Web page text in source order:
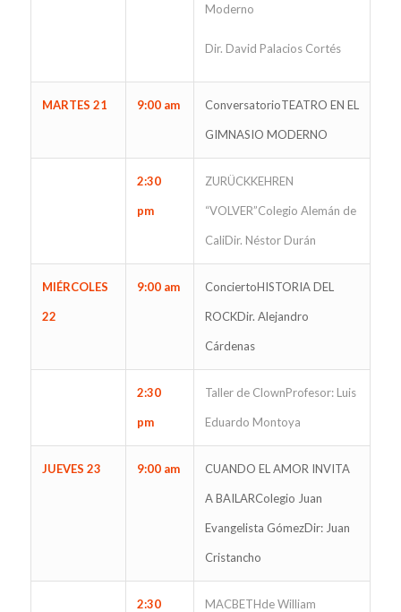
Moderno
Dir. David Palacios Cortés
MARTES 21 9:00 am ConversatorioTEATRO EN EL
GIMNASIO MODERNO
2:30
pm
ZURÜCKKEHREN
“VOLVER”Colegio Alemán de
CaliDir. Néstor Durán
MIÉRCOLES
22
9:00 am ConciertoHISTORIA DEL
ROCKDir. Alejandro
Cárdenas
2:30
pm
Taller de ClownProfesor: Luis
Eduardo Montoya
JUEVES 23 9:00 am CUANDO EL AMOR INVITA
A BAILARColegio Juan
Evangelista GómezDir: Juan
Cristancho
2:30 MACBETHde William